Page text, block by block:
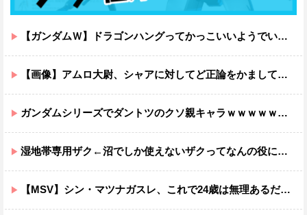
【ガンダムＷ】ドラゴンハングってかっこいいようでいて実は全然かっこよくないのでは？
【画像】アムロ大尉、シャアに対してど正論をかましてしまうｗｗｗｗｗｗｗｗｗｗ
ガンダムシリーズでダントツのクソ親キャラｗｗｗｗｗｗｗｗｗｗｗｗ
湿地帯専用ザク←沼でしか使えないザクってなんの役に立つ設定なんだ？
【MSV】シン・マツナガスレ、これで24歳は無理あるだろ…